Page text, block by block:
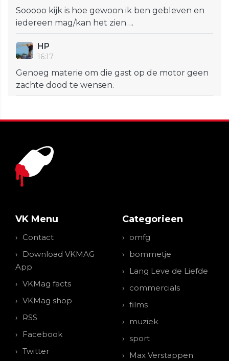
Sooooo kijk is hoe gewoon ik ben gebleven en
iedereen mag/kan het zien….
HP
16:17
Genoeg materie om die gast op de motor geen
zachte dood te wensen.
VK Menu
Contact
Download VKMAG
App
VKMag facts
VKMag shop
RSS
Facebook
Twitter
Categorieen
omfg
bommetje
Lang Leve de Liefde
commercials
films
muziek
sport
Max Verstappen